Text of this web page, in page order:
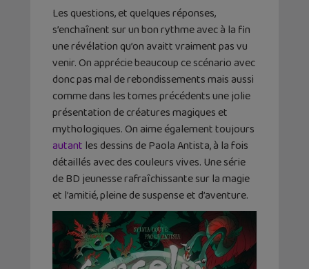
Les questions, et quelques réponses,
s’enchaînent sur un bon rythme avec à la fin
une révélation qu’on avaitt vraiment pas vu
venir. On apprécie beaucoup ce scénario avec
donc pas mal de rebondissements mais aussi
comme dans les tomes précédents une jolie
présentation de créatures magiques et
mythologiques. On aime également toujours
autant les dessins de Paola Antista, à la fois
détaillés avec des couleurs vives. Une série
de BD jeunesse rafraîchissante sur la magie
et l’amitié, pleine de suspense et d’aventure.